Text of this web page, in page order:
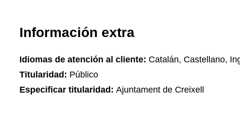
Información extra
Idiomas de atención al cliente: Catalán, Castellano,
Titularidad: Público
Especificar titularidad: Ajuntament de Creixell